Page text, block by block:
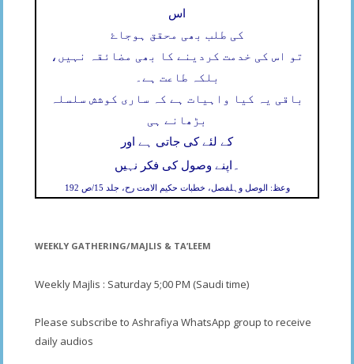
اس
کی طلب بھی محقق ہوجاۓ
تو اس کی خدمت کردینے کا بھی مضائقہ نہیں،
بلکہ طاعت ہے۔
باقی یہ کیا واہیات ہے کہ ساری کوشش سلسلہ
بڑھانے ہی
کے لئے کی جاتی ہے اور
اپنے وصول کی فکر نہیں ۔
وعظ: الوصل وہلفصل، خطبات حکیم الامت رح، جلد 15/ص 192
WEEKLY GATHERING/MAJLIS & TA’LEEM
Weekly Majlis : Saturday 5;00 PM (Saudi time)
Please subscribe to Ashrafiya WhatsApp group to receive
daily audios